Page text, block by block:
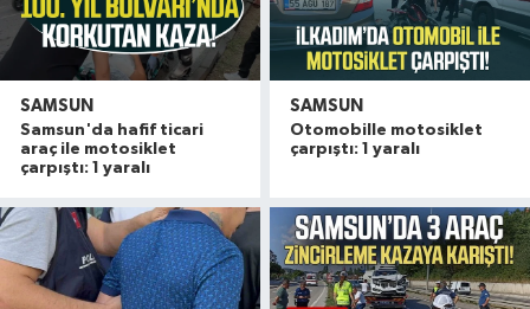
SAMSUN
Samsun'da hafif ticari
araç ile motosiklet
çarpıştı: 1 yaralı
SAMSUN
Otomobille motosiklet
çarpıştı: 1 yaralı